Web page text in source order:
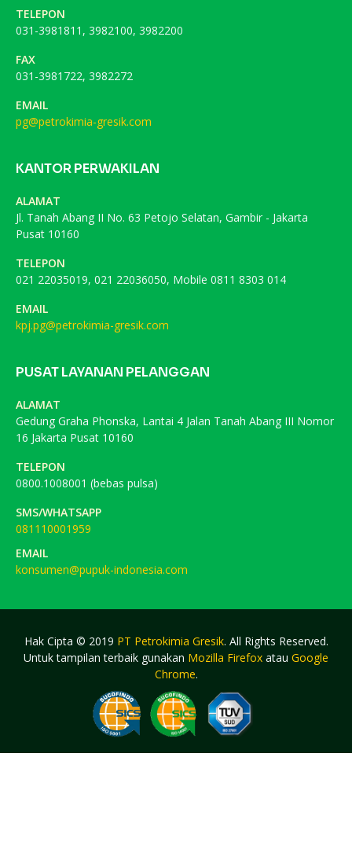
TELEPON
031-3981811, 3982100, 3982200
FAX
031-3981722, 3982272
EMAIL
pg@petrokimia-gresik.com
KANTOR PERWAKILAN
ALAMAT
Jl. Tanah Abang II No. 63 Petojo Selatan, Gambir - Jakarta
Pusat 10160
TELEPON
021 22035019, 021 22036050, Mobile 0811 8303 014
EMAIL
kpj.pg@petrokimia-gresik.com
PUSAT LAYANAN PELANGGAN
ALAMAT
Gedung Graha Phonska, Lantai 4 Jalan Tanah Abang III Nomor
16 Jakarta Pusat 10160
TELEPON
0800.1008001 (bebas pulsa)
SMS/WHATSAPP
081110001959
EMAIL
konsumen@pupuk-indonesia.com
Hak Cipta © 2019 PT Petrokimia Gresik. All Rights Reserved.
Untuk tampilan terbaik gunakan Mozilla Firefox atau Google
Chrome.